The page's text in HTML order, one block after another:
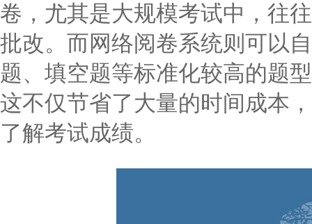
卷，尤其是大规模考试中，往
批改。而网络阅卷系统则可以
题、填空题等标准化较高的题
这不仅节省了大量的时间成本
了解考试成绩。